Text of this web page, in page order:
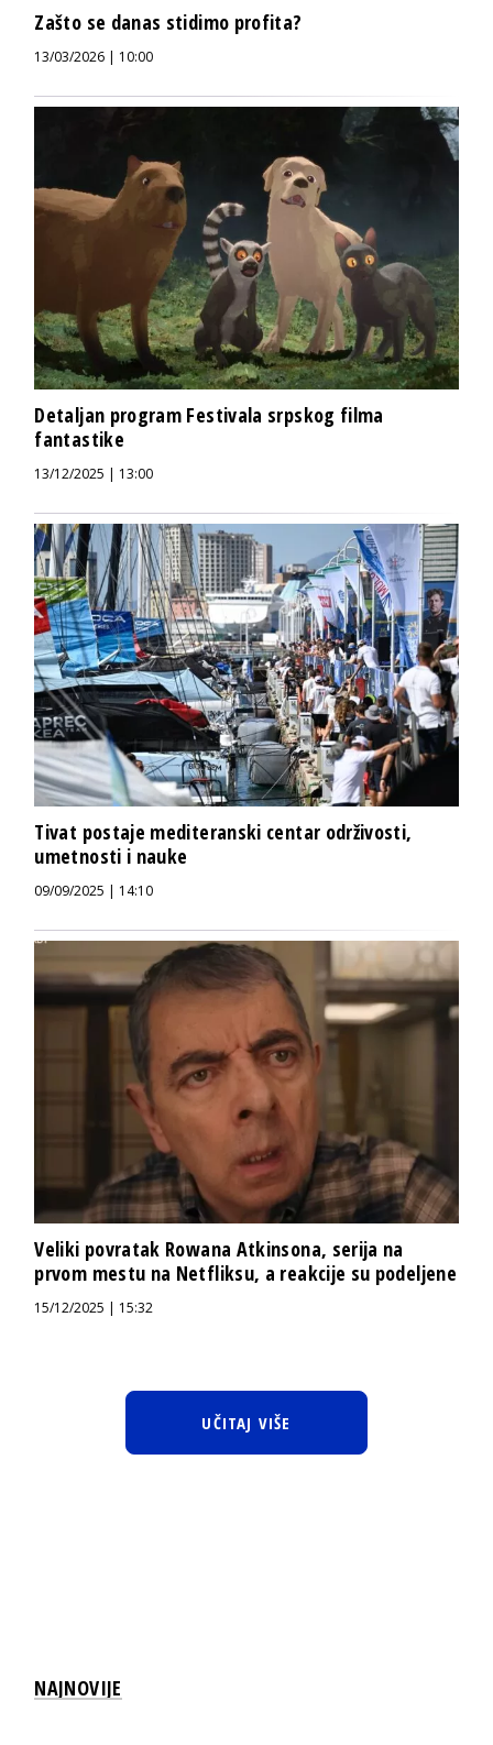
Zašto se danas stidimo profita?
13/03/2026 | 10:00
Detaljan program Festivala srpskog filma
fantastike
13/12/2025 | 13:00
Tivat postaje mediteranski centar održivosti,
umetnosti i nauke
09/09/2025 | 14:10
Veliki povratak Rowana Atkinsona, serija na
prvom mestu na Netfliksu, a reakcije su podeljene
15/12/2025 | 15:32
UČITAJ VIŠE
NAJNOVIJE